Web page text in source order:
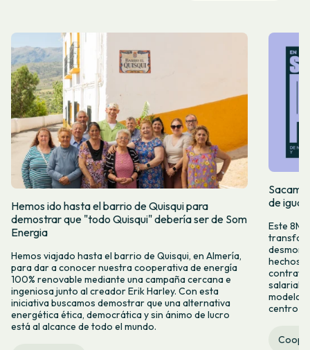
Hemos ido hasta el barrio de Quisqui para
demostrar que "todo Quisqui" debería ser de Som
Energia
Hemos viajado hasta el barrio de Quisqui, en Almería,
para dar a conocer nuestra cooperativa de energía
100% renovable mediante una campaña cercana e
ingeniosa junto al creador Erik Harley. Con esta
iniciativa buscamos demostrar que una alternativa
energética ética, democrática y sin ánimo de lucro
está al alcance de todo el mundo.
de
Este 8M,
hechos y
salarial y
modelo
centro